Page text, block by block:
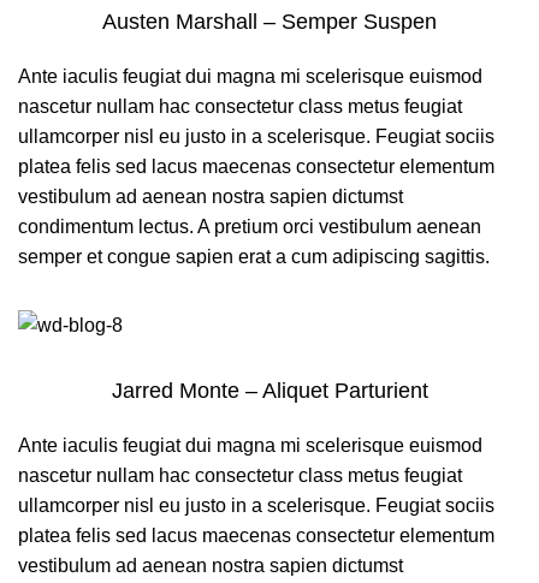
Austen Marshall – Semper Suspen
Ante iaculis feugiat dui magna mi scelerisque euismod
nascetur nullam hac consectetur class metus feugiat
ullamcorper nisl eu justo in a scelerisque. Feugiat sociis
platea felis sed lacus maecenas consectetur elementum
vestibulum ad aenean nostra sapien dictumst
condimentum lectus. A pretium orci vestibulum aenean
semper et congue sapien erat a cum adipiscing sagittis.
Jarred Monte – Aliquet Parturient
Ante iaculis feugiat dui magna mi scelerisque euismod
nascetur nullam hac consectetur class metus feugiat
ullamcorper nisl eu justo in a scelerisque. Feugiat sociis
platea felis sed lacus maecenas consectetur elementum
vestibulum ad aenean nostra sapien dictumst